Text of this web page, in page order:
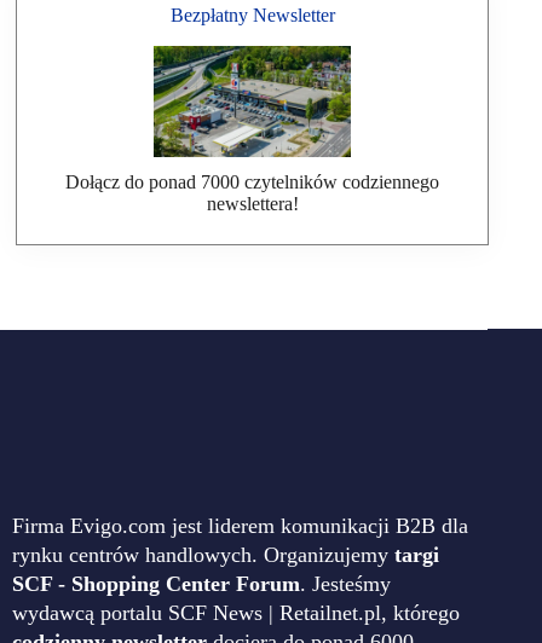
Bezpłatny Newsletter
Dołącz do ponad 7000 czytelników codziennego
newslettera!
Firma Evigo.com jest liderem komunikacji B2B dla
rynku centrów handlowych. Organizujemy targi
SCF - Shopping Center Forum. Jesteśmy
wydawcą portalu SCF News | Retailnet.pl, którego